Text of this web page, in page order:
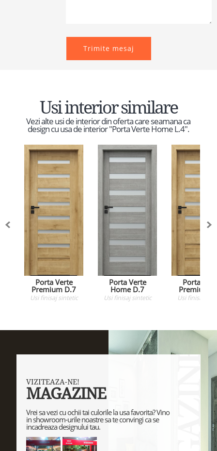
Trimite mesaj
Usi interior similare
Vezi alte usi de interior din oferta care seamana ca
design cu usa de interior "Porta Verte Home L.4".
Porta Verte
Premium D.7
Usifinisaj sintetic
Porta Verte
Home D.7
Usifinisaj sintetic
Porta
Premium
Usifinisaj
VIZITEAZA-NE!
MAGAZINE
Vrei sa vezi cu ochii tai culorile la usa favorita? Vino
in showroom-urile noastre sa te convingi ca se
incadreaza designului tau.